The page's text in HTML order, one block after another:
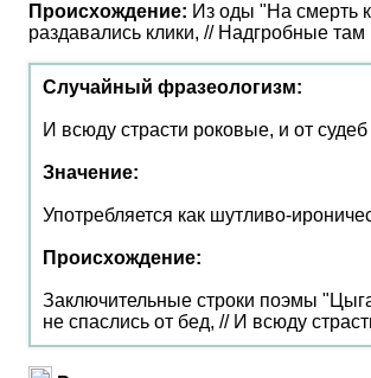
Происхождение: Из оды "На смерть
раздавались клики, // Надгробные
Случайный фразеологизм:
И всюду страсти роковые, и от
Значение:
Употребляется как шутливо-
Происхождение:
Заключительные строки поэмы
не спаслись от бед, // И всюду